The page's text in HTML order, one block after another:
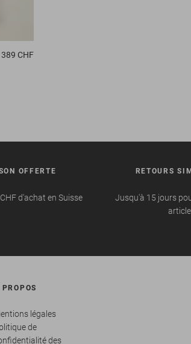
389 CHF
OFFERTE
d'achat en Suisse
RETOURS
Jusqu'à 15 jours
légales
de
des